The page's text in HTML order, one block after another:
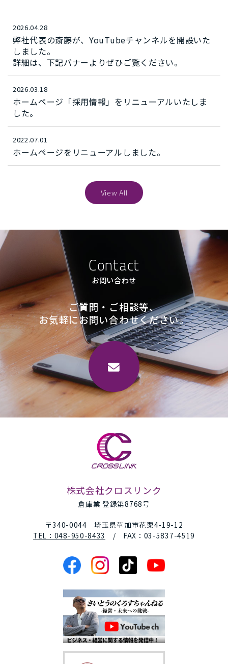
2026.04.28
弊社代表の斎藤が、YouTubeチャンネルを開設いた
しました。
詳細は、下記バナーよりぜひご覧ください。
2026.03.18
ホームページ「採用情報」をリニューアルいたしま
した。
2022.07.01
ホームページをリニューアルしました。
View All
Contact
お問い合わせ
ご質問・ご相談等、
お気軽にお問い合わせください。
株式会社クロスリンク
倉庫業 登録第8768号
〒340-0044 埼玉県草加市花栗4-19-12
TEL：048-950-8433
/ FAX：03-5837-4519